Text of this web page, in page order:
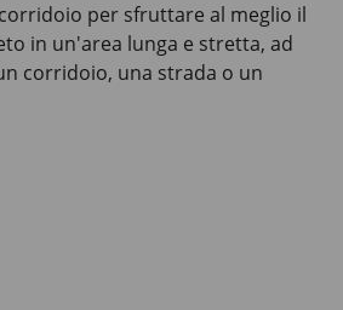
per sfruttare al meglio il
in un'area lunga e stretta, ad
corridoio, una strada o un